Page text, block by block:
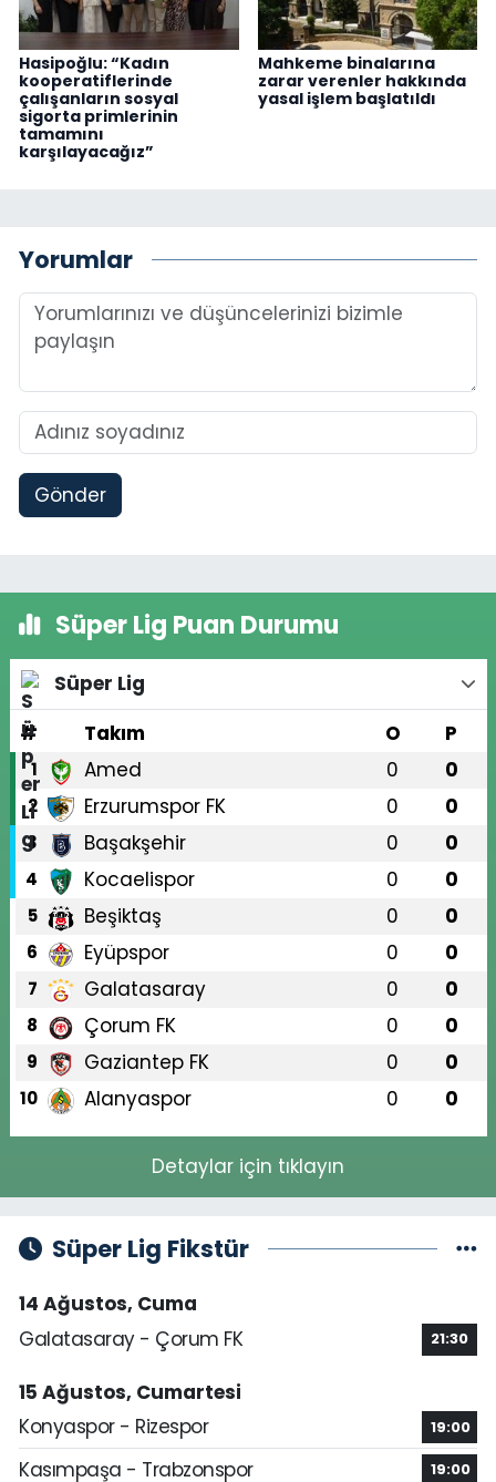
Hasipoğlu: “Kadın
kooperatiflerinde
çalışanların sosyal
sigorta primlerinin
tamamını
karşılayacağız”
Mahkeme binalarına
zarar verenler hakkında
yasal işlem başlatıldı
Yorumlar
Gönder
Süper Lig Puan Durumu
Süper Lig
#
Takım O P
1 Amed 0 0
2 Erzurumspor FK 0 0
3 Başakşehir 0 0
4 Kocaelispor 0 0
5 Beşiktaş 0 0
6 Eyüpspor 0 0
7 Galatasaray 0 0
8 Çorum FK 0 0
9 Gaziantep FK 0 0
10 Alanyaspor 0 0
Detaylar için tıklayın
Süper Lig Fikstür
14 Ağustos, Cuma
Galatasaray - Çorum FK
21:30
15 Ağustos, Cumartesi
Konyaspor - Rizespor
19:00
Kasımpaşa - Trabzonspor 19:00